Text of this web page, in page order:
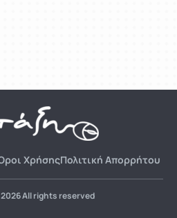
ΧρήσηςΠολιτική Απορρήτου
All rights reserved